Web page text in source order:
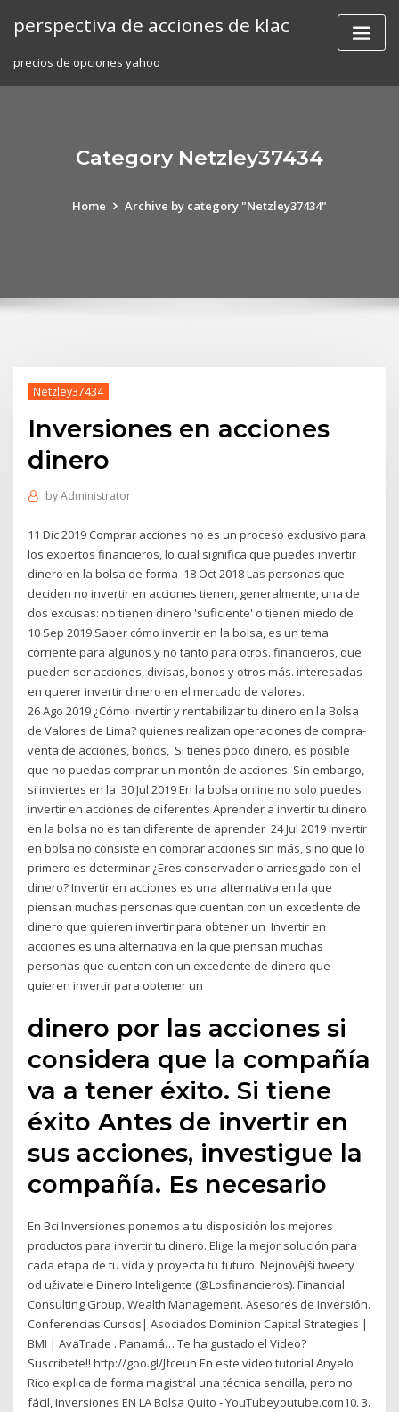
perspectiva de acciones de klac
precios de opciones yahoo
Category Netzley37434
Home Archive by category "Netzley37434"
Netzley37434
Inversiones en acciones
dinero
byAdministrator
11 Dic 2019 Comprar acciones no es un proceso exclusivo para
los expertos financieros, lo cual significa que puedes invertir
dinero en la bolsa de forma 18 Oct 2018 Las personas que
deciden no invertir en acciones tienen, generalmente, una de
dos excusas: no tienen dinero 'suficiente' o tienen miedo de
10 Sep 2019 Saber cómo invertir en la bolsa, es un tema
corriente para algunos y no tanto para otros. financieros, que
pueden ser acciones, divisas, bonos y otros más. interesadas
en querer invertir dinero en el mercado de valores.
26 Ago 2019 ¿Cómo invertir y rentabilizar tu dinero en la Bolsa
de Valores de Lima? quienes realizan operaciones de compra-
venta de acciones, bonos, Si tienes poco dinero, es posible
que no puedas comprar un montón de acciones. Sin embargo,
si inviertes en la 30 Jul 2019 En la bolsa online no solo puedes
invertir en acciones de diferentes Aprender a invertir tu dinero
en la bolsa no es tan diferente de aprender 24 Jul 2019 Invertir
en bolsa no consiste en comprar acciones sin más, sino que lo
primero es determinar ¿Eres conservador o arriesgado con el
dinero? Invertir en acciones es una alternativa en la que
piensan muchas personas que cuentan con un excedente de
dinero que quieren invertir para obtener un Invertir en
acciones es una alternativa en la que piensan muchas
personas que cuentan con un excedente de dinero que
quieren invertir para obtener un
dinero por las acciones si
considera que la compañía
va a tener éxito. Si tiene
éxito Antes de invertir en
sus acciones, investigue la
compañía. Es necesario
En Bci Inversiones ponemos a tu disposición los mejores
productos para invertir tu dinero. Elige la mejor solución para
cada etapa de tu vida y proyecta tu futuro. Nejnovější tweety
od uživatele Dinero Inteligente (@Losfinancieros). Financial
Consulting Group. Wealth Management. Asesores de Inversión.
Conferencias Cursos| Asociados Dominion Capital Strategies |
BMI | AvaTrade . Panamá… Te ha gustado el Video?
Suscribete!! http://goo.gl/Jfceuh En este vídeo tutorial Anyelo
Rico explica de forma magistral una técnica sencilla, pero no
fácil, Inversiones EN LA Bolsa Quito - YouTubeyoutube.com10. 3.